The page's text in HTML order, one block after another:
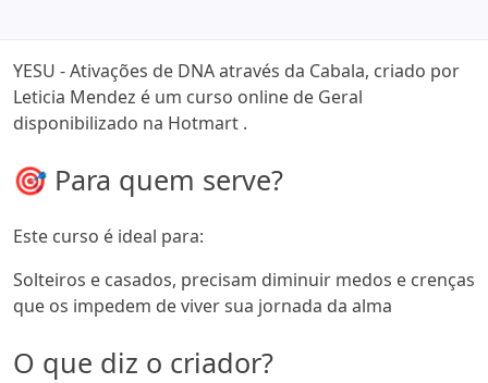
YESU - Ativações de DNA através da Cabala, criado por
Leticia Mendez é um curso online de Geral
disponibilizado na Hotmart .
🎯 Para quem serve?
Este curso é ideal para:
Solteiros e casados, precisam diminuir medos e crenças
que os impedem de viver sua jornada da alma
O que diz o criador?